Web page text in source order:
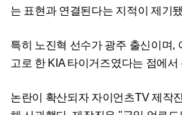
는 표현과 연결된다는 지적이 제기
특히 노진혁 선수가 광주 출신이며,
고로 한 KIA 타이거즈였다는 점에
논란이 확산되자 자이언츠TV 제작